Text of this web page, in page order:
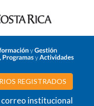
REGISTRADOS
correo institucional